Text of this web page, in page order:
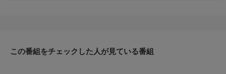
果敢に立ち向かうドクター・ポール。ベテランの活躍だけでなく
この番組をチェックした人が見ている番組